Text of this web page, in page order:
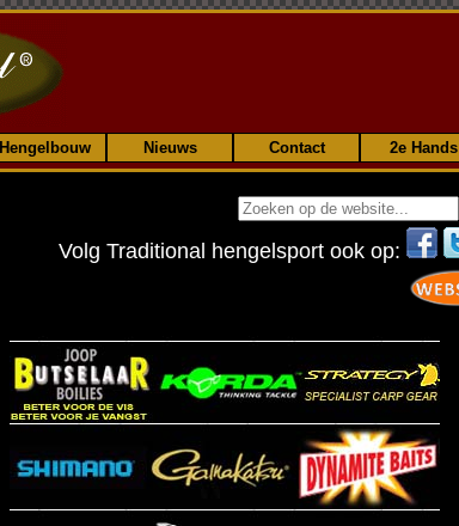
Hengelbouw Nieuws Contact 2e Hands
Volg Traditional hengelsport ook op: